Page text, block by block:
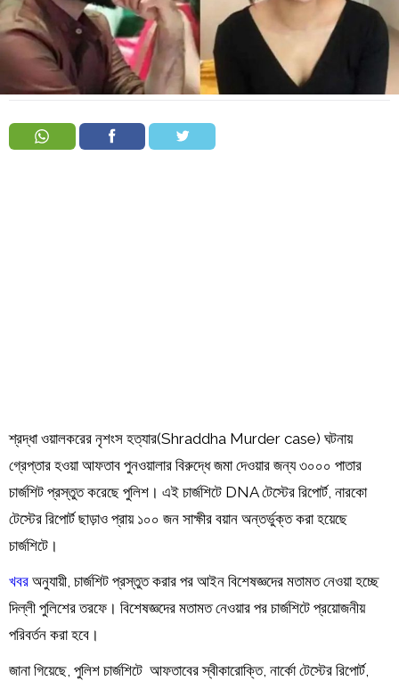
Hindu
Temples
শ্রদ্ধা ওয়ালকরের নৃশংস হত্যার(Shraddha Murder case) ঘটনায়
গ্রেপ্তার হওয়া আফতাব পুনওয়ালার বিরুদ্ধে জমা দেওয়ার জন্য ৩০০০ পাতার
চার্জশিট প্রস্তুত করেছে পুলিশ। এই চার্জশিটে DNA টেস্টের রিপোর্ট, নারকো
টেস্টের রিপোর্ট ছাড়াও প্রায় ১০০ জন সাক্ষীর বয়ান অন্তর্ভুক্ত করা হয়েছে
চার্জশিটে।
খবর অনুযায়ী, চার্জশিট প্রস্তুত করার পর আইন বিশেষজ্ঞদের মতামত নেওয়া হচ্ছে
দিল্লী পুলিশের তরফে। বিশেষজ্ঞদের মতামত নেওয়ার পর চার্জশিটে প্রয়োজনীয়
পরিবর্তন করা হবে।
জানা গিয়েছে, পুলিশ চার্জশিটে আফতাবের স্বীকারোক্তি, নার্কো টেস্টের রিপোর্ট,